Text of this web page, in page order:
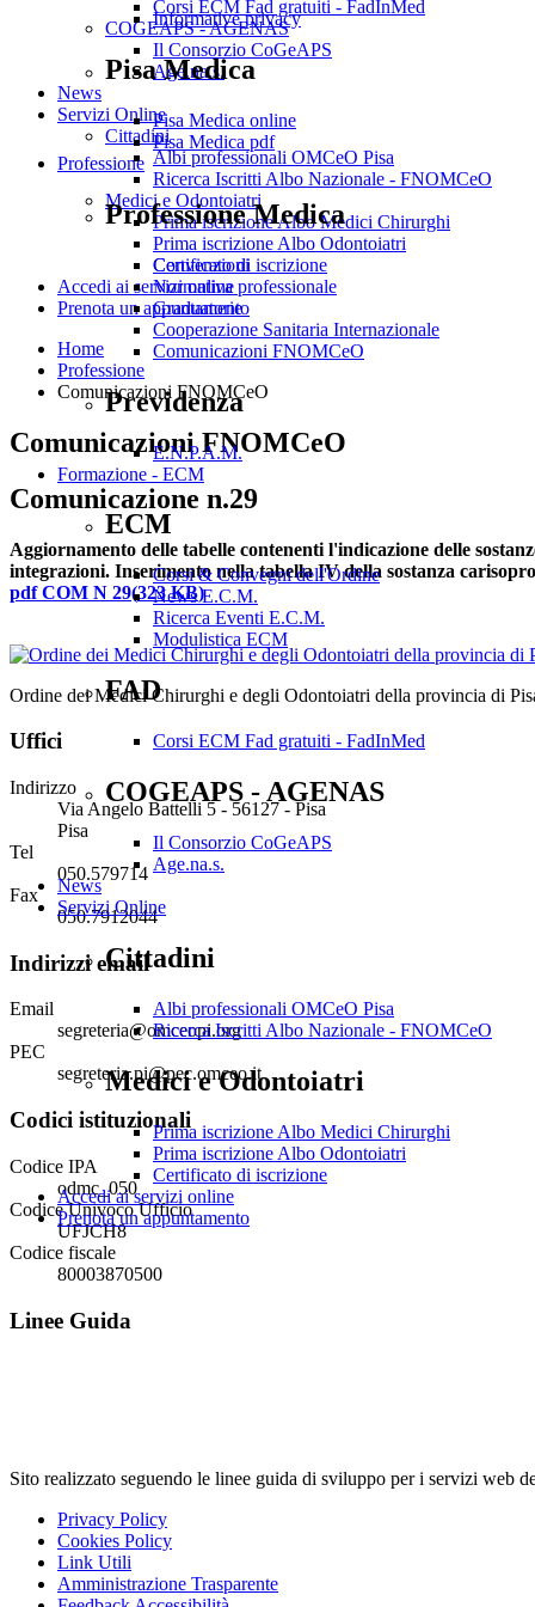
Informative privacy
Pisa Medica
Pisa Medica online
Pisa Medica pdf
Professione
Professione Medica
Convenzioni
Normativa professionale
Graduatorie
Cooperazione Sanitaria Internazionale
Comunicazioni FNOMCeO
Previdenza
E.N.P.A.M.
Formazione - ECM
ECM
Corsi & Convegni dell'Ordine
News E.C.M.
Ricerca Eventi E.C.M.
Modulistica ECM
FAD
Corsi ECM Fad gratuiti - FadInMed
COGEAPS - AGENAS
Il Consorzio CoGeAPS
Age.na.s.
News
Servizi Online
Cittadini
Albi professionali OMCeO Pisa
Ricerca Iscritti Albo Nazionale - FNOMCeO
Medici e Odontoiatri
Prima iscrizione Albo Medici Chirurghi
Prima iscrizione Albo Odontoiatri
Certificato di iscrizione
Accedi ai servizi online
Prenota un appuntamento
Corsi ECM Fad gratuiti - FadInMed
COGEAPS - AGENAS
Il Consorzio CoGeAPS
Age.na.s.
News
Servizi Online
Cittadini
Albi professionali OMCeO Pisa
Ricerca Iscritti Albo Nazionale - FNOMCeO
Medici e Odontoiatri
Prima iscrizione Albo Medici Chirurghi
Prima iscrizione Albo Odontoiatri
Certificato di iscrizione
Accedi ai servizi online
Prenota un appuntamento
Home
Professione
Comunicazioni FNOMCeO
Comunicazioni FNOMCeO
Comunicazione n.29
Aggiornamento delle tabelle contenenti l'indicazione delle
integrazioni. Inserimento nella tabella IV della sostanza
pdfCOM N 29(323 KB)
Ordine dei Medici Chirurghi e degli Odontoiatri della provincia di
Uffici
Indirizzo
Via Angelo Battelli 5 - 56127 - Pisa
Pisa
Tel
050.579714
Fax
050.7912044
Indirizzi email
Email
segreteria@omceopi.org
PEC
segreteria.pi@pec.omceo.it
Codici istituzionali
Codice IPA
odmc_050
Codice Univoco Ufficio
UFJCH8
Codice fiscale
80003870500
Linee Guida
Sito realizzato seguendo le linee guida di sviluppo per i servizi
Privacy Policy
Cookies Policy
Link Utili
Amministrazione Trasparente